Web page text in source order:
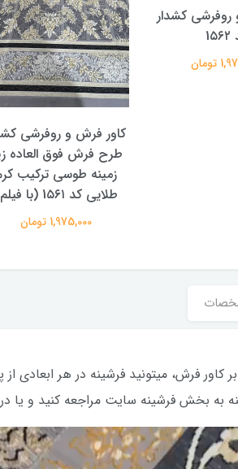
کشدار
کاور فرش و روفرشی
طرح فرش فوق العاده
زمینه طوسی ترکیب
طلایی کد 1۵۶۱ (با فیلم)
1,975,000 تومان
بخش فرشینه سایت مراجعه کنید و یا در